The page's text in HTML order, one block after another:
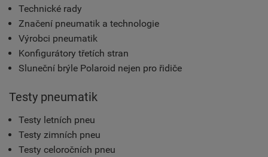
Technické rady
Značení pneumatik a technologie
Výrobci pneumatik
Konfigurátory třetích stran
Sluneční brýle Polaroid nejen pro řidiče
Testy pneumatik
Testy letních pneu
Testy zimních pneu
Testy celoročních pneu